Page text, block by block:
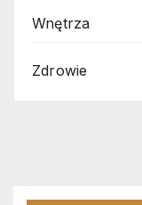
Wnętrza
Zdrowie